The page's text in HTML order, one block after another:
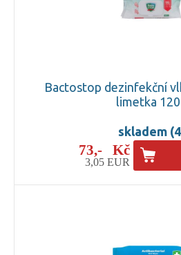
Bactostop dezinfekční
limetka
skladem
73,- Kč
3,05 EUR